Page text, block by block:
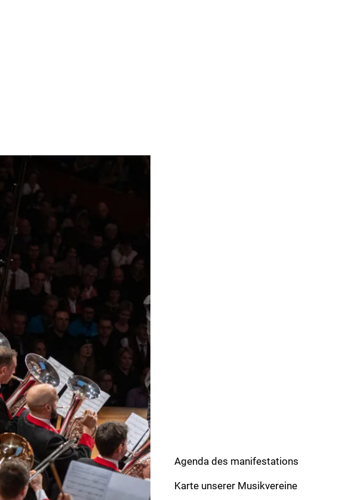
Agenda des manifestations
Karte unserer Musikvereine
stattgefunden. Die Walliser Brass Band Treize Etoiles hat ihren Titel sehr
darf sich weiterhin Schweizer Brass Band Meisterin nennen. Damit sicherte sie
auch den dritten Sieg bei gleich vielen Wettbewerben. Die zweitplatzierte
Luzern löst somit das zweite Ticket für den Europäischen Brass Band
Der Schweizer Blasmusikverband (SBV) gratuliert der Brass Band Treize
Bürgermusik Luzern sowie allen anderen Kategoriensiegern und Teilnehmenden
herzlich zu ihren grossartigen Leistungen. «All diese teilnehmenden Bands
das musikalische Niveau in der Schweizer Brassbandszene ist», anerkennt die
Luana Menoud-Baldi die hervorragenden Leistungen. Sie, weitere
die«unisono»-Redaktion waren am Wochenende vor Ort und haben die
mit grossem Interesse verfolgt. «Es war ein wunderbares Wochenende, das die
ganzen Schönheit ins Zentrum gestellt hat!», so Luana Menoud-Baldi.
Der SBV dankt dem Schweizerischen Brass Band Verband (SBBV),
Präsidenten und dem Vorstand, der Musikkommission sowie dem OK für die
Wettbewerbs. Der Schweizer Blasmusikverband schätzt sehr, dass der SBBV
Schweizer Blasmusikliteratur mitgetragen hat und die Bands am Wettbewerb
Schweizer Kompositionen gespielt haben. «Wir möchten die angenehme